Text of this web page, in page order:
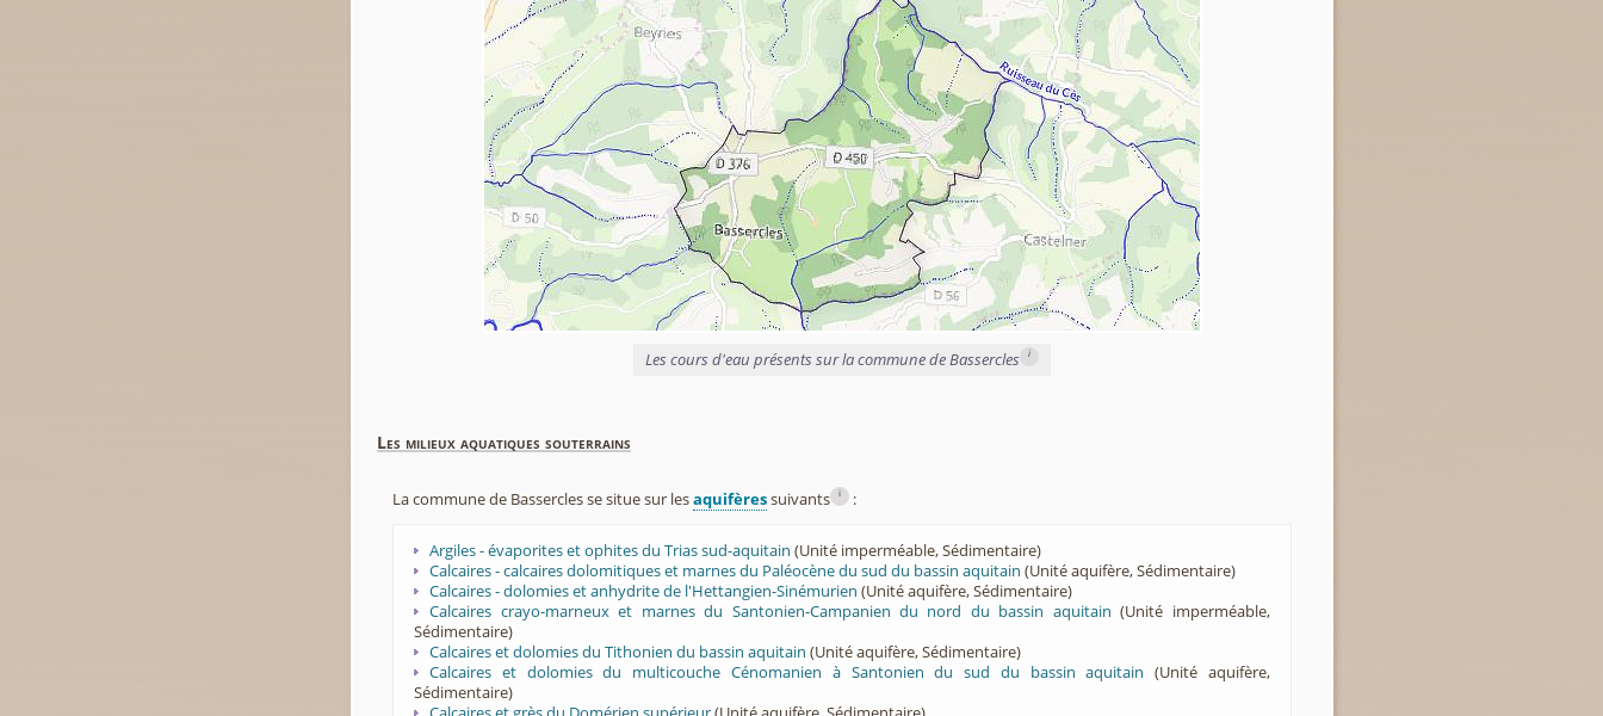
Les cours d'eau présents sur la commune de Bassercles i
Les milieux aquatiques souterrains
La commune de Bassercles se situe sur lesaquifèressuivants i :
Argiles - évaporites et ophites du Trias sud-aquitain (Unité imperméable, Sédimentaire)
Calcaires - calcaires dolomitiques et marnes du Paléocène du sud du bassin aquitain (Unité aquifère, Sédimentaire)
Calcaires - dolomies et anhydrite de l'Hettangien-Sinémurien (Unité aquifère, Sédimentaire)
Calcaires crayo-marneux et marnes du Santonien-Campanien du nord du bassin aquitain (Unité imperméable,
Sédimentaire)
Calcaires et dolomies du Tithonien du bassin aquitain (Unité aquifère, Sédimentaire)
Calcaires et dolomies du multicouche Cénomanien à Santonien du sud du bassin aquitain (Unité aquifère,
Sédimentaire)